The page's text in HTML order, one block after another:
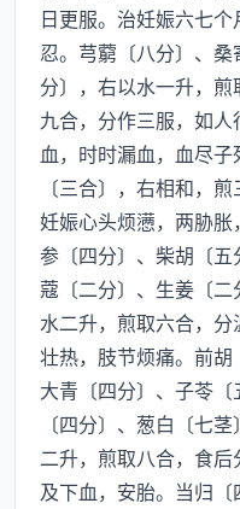
日更服。治妊娠六七
忍。芎藭〔八分〕、
分〕，右以水一升，
九合，分作三服，如
血，时时漏血，血尽
〔三合〕，右相和，
妊娠心头烦懑，两胁
参〔四分〕、柴胡〔
蔻〔二分〕、生姜〔
水二升，煎取六合，
壮热，肢节烦痛。前胡
大青〔四分〕、子苓
〔四分〕、葱白〔七
二升，煎取八合，食后
及下血，安胎。当归